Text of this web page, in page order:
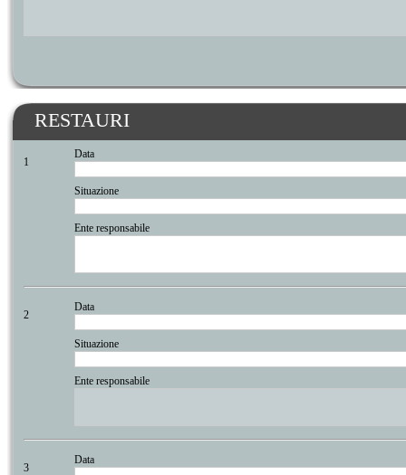
RESTAURI
1
Data
Situazione
Ente responsabile
2
Data
Situazione
Ente responsabile
3
Data